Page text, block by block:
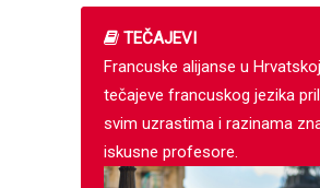
TEČAJEVI
Francuske alijanse u
tečajeve francuskog jezika
svim uzrastima i razinama
iskusne profesore.